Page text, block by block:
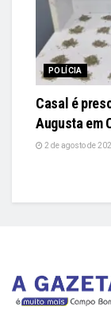
POLÍCIA
Casal é
Augusta em
2 de agosto de